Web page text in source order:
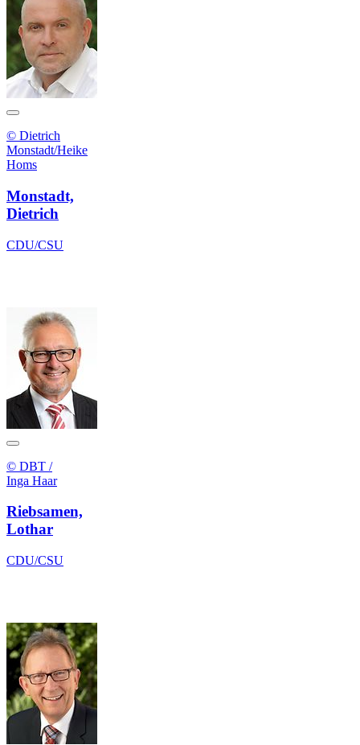
© Dietrich
Monstadt/Heike
Homs
Monstadt,
Dietrich
CDU/CSU
© DBT /
Inga Haar
Riebsamen,
Lothar
CDU/CSU